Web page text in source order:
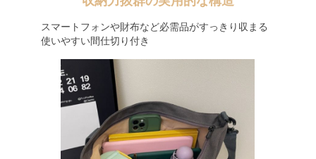
スマートフォンや財布など必需品がすっきり収まる
使いやすい間仕切り付き